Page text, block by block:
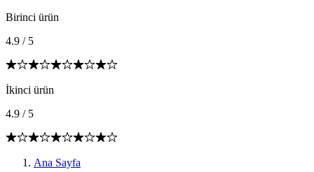
Birinci ürün
4.9 / 5
İkinci ürün
4.9 / 5
Ana Sayfa